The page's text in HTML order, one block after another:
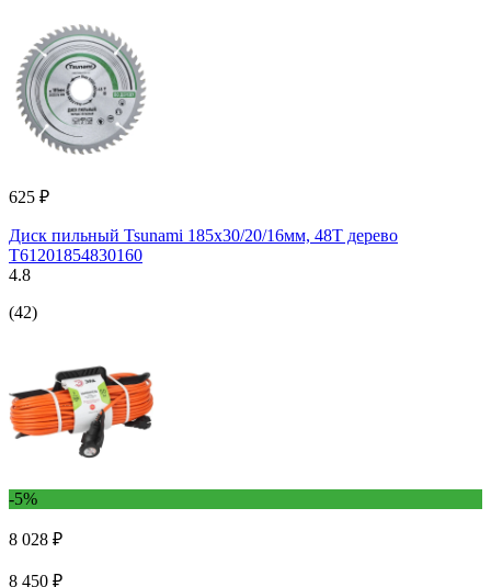
625 ₽
Диск пильный Tsunami 185х30/20/16мм, 48T дерево
T61201854830160
4.8
(42)
-5%
8 028 ₽
8 450 ₽